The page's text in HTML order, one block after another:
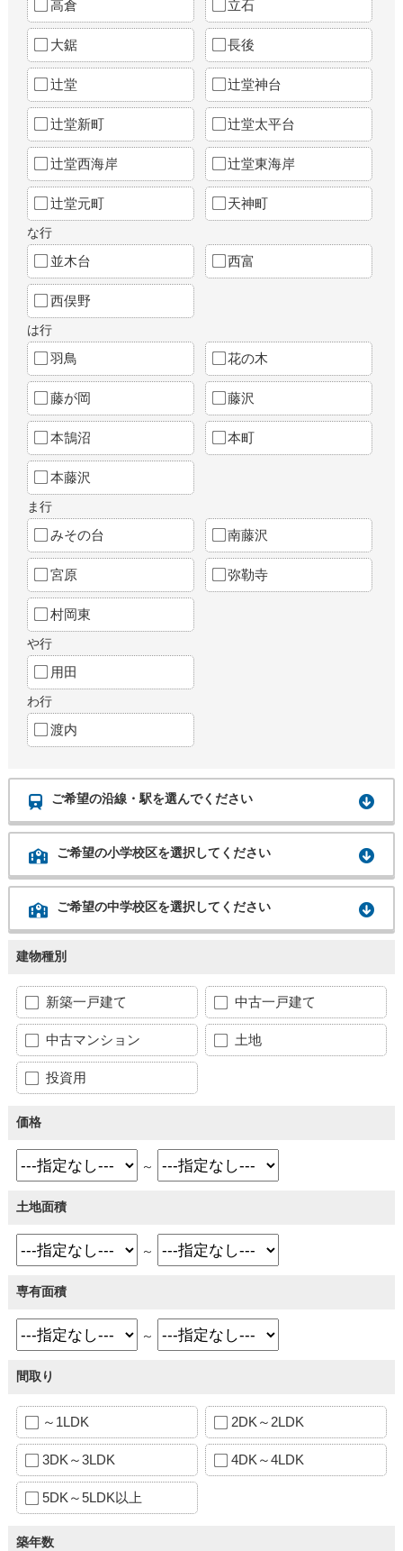
高倉 立石
大鋸 長後
辻堂 辻堂神台
辻堂新町 辻堂太平台
辻堂西海岸 辻堂東海岸
辻堂元町 天神町
な行
並木台 西富
西俣野
は行
羽鳥 花の木
藤が岡 藤沢
本鵠沼 本町
本藤沢
ま行
みその台 南藤沢
宮原 弥勒寺
村岡東
や行
用田
わ行
渡内
ご希望の沿線・駅を選んでください
ご希望の小学校区を選択してください
ご希望の中学校区を選択してください
建物種別
新築一戸建て 中古一戸建て
中古マンション 土地
投資用
価格
～
土地面積
～
専有面積
～
間取り
～1LDK 2DK～2LDK
3DK～3LDK 4DK～4LDK
5DK～5LDK以上
築年数